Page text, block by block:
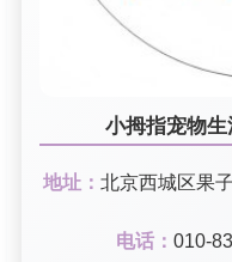
小拇指宠物生
地址： 北京西城区果
电话： 010-